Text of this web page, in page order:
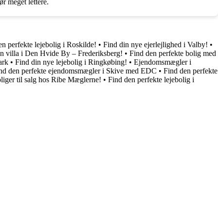
perfekte lejebolig i Roskilde! • Find din nye ejerlejlighed i Valby! •
villa i Den Hvide By – Frederiksberg! • Find den perfekte bolig med
• Find din nye lejebolig i Ringkøbing! • Ejendomsmægler i
den perfekte ejendomsmægler i Skive med EDC • Find den perfekte
til salg hos Ribe Mæglerne! • Find den perfekte lejebolig i